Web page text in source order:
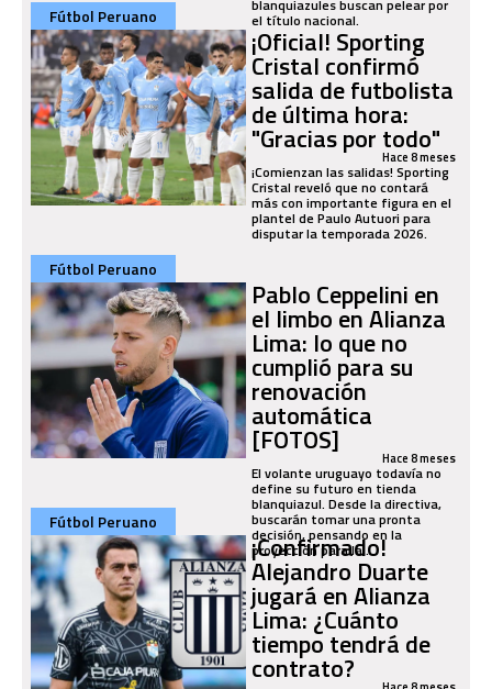
blanquiazules buscan pelear por
el título nacional.
Fútbol Peruano
¡Oficial! Sporting
Cristal confirmó
salida de futbolista
de última hora:
"Gracias por todo"
Hace 8 meses
¡Comienzan las salidas! Sporting
Cristal reveló que no contará
más con importante figura en el
plantel de Paulo Autuori para
disputar la temporada 2026.
Fútbol Peruano
Pablo Ceppelini en
el limbo en Alianza
Lima: lo que no
cumplió para su
renovación
automática
[FOTOS] Hace 8 meses
El volante uruguayo todavía no
define su futuro en tienda
blanquiazul. Desde la directiva,
buscarán tomar una pronta
decisión, pensando en la
proyección para la...
Fútbol Peruano
¡Confirmado!
Alejandro Duarte
jugará en Alianza
Lima: ¿Cuánto
tiempo tendrá de
contrato?